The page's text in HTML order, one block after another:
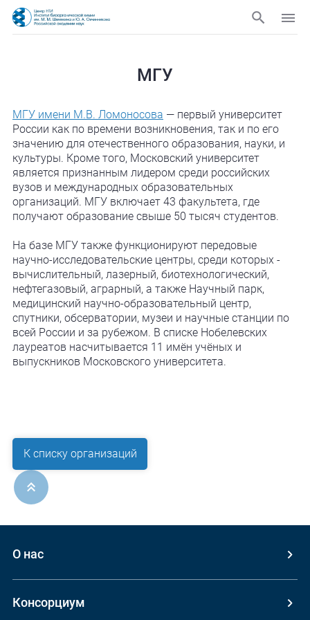
МГУ
МГУ имени М.В. Ломоносова — первый университет
России как по времени возникновения, так и по его
значению для отечественного образования, науки, и
культуры. Кроме того, Московский университет
является признанным лидером среди российских
вузов и международных образовательных
организаций. МГУ включает 43 факультета, где
получают образование свыше 50 тысяч студентов.
На базе МГУ также функционируют передовые
научно-исследовательские центры, среди которых -
вычислительный, лазерный, биотехнологический,
нефтегазовый, аграрный, а также Научный парк,
медицинский научно-образовательный центр,
спутники, обсерватории, музеи и научные станции по
всей России и за рубежом. В списке Нобелевских
лауреатов насчитывается 11 имён учёных и
выпускников Московского университета.
К списку организаций
О нас
Консорциум